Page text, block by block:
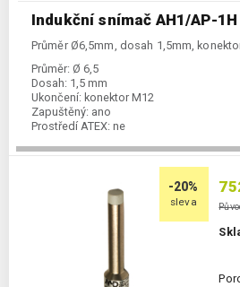
Indukční snímač AH1/AP-1H
Průměr Ø6,5mm, dosah 1,5mm,
Průměr: Ø 6,5
Dosah: 1,5 mm
Ukončení: konektor M12
Zapuštěný: ano
Prostředí ATEX: ne
-20%
sleva